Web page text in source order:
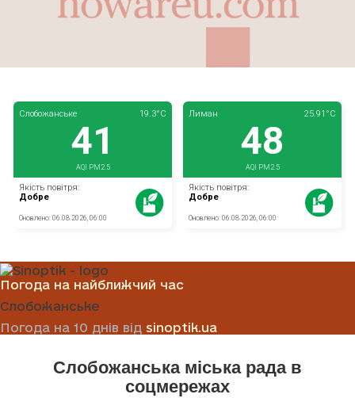
Погода на найближчий час
Слобожанське
Погода на 10 днів від sinoptik.ua
Слобожанська міська рада в
соцмережах